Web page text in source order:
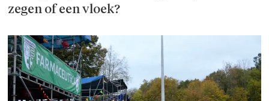
zegen of een vloek?